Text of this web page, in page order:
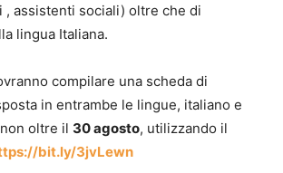
, assistenti sociali) oltre che di
lingua Italiana.
compilare una scheda di
in entrambe le lingue, italiano e
oltre il 30 agosto, utilizzando il
bit.ly/3jvLewn